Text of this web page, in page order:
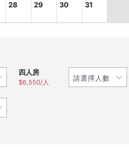
28 29 30 31
四人房
$6,550/人